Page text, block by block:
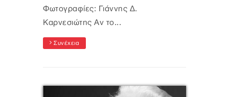
Φωτογραφίες: Γιάννης Δ.
Καρνεσιώτης Αν το...
Συνέχεια